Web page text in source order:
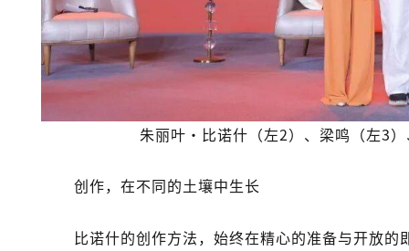
朱丽叶·比诺什（左2）、梁鸣（左3
创作，在不同的土壤中生长
比诺什的创作方法，始终在精心的准备与开放